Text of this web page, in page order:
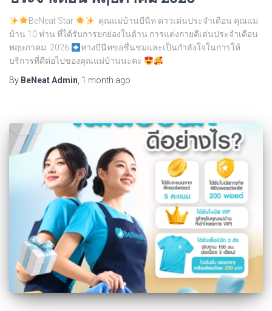
BeNeat Star
คุณแม่บ้านบีนีท ดาวเด่นประจำเดือน คุณแม่
บ้าน 10 ท่าน ที่ได้รับการยกย่องในด้าน การแต่งกายดีเด่นประจำเดือน
พฤษภาคม 2026
ทางบีนีทขอชื่นชมและเป็นกำลังใจในการให้
บริการที่ดีต่อไปของคุณแม่บ้านนะคะ
By BeNeat Admin, 1 month ago